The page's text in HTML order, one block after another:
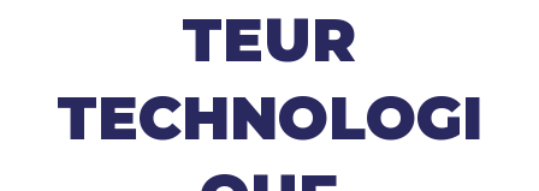
TEUR
TECHNOLOGI